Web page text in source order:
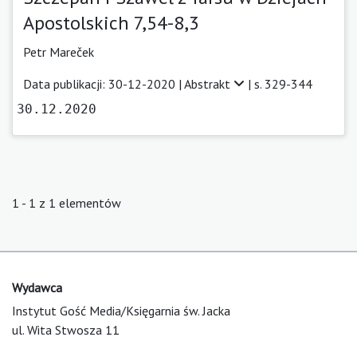
Apostolskich 7,54-8,3
Petr Mareček
Data publikacji: 30-12-2020 | Abstrakt | s. 329-344
30.12.2020
1 - 1 z 1 elementów
Wydawca
Instytut Gość Media/Księgarnia św. Jacka
ul. Wita Stwosza 11